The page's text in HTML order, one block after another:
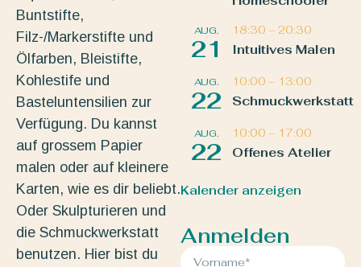
Buntstifte,
Filz-/Markerstifte und
Ölfarben, Bleistifte,
Kohlestife und
Basteluntensilien zur
Verfügung. Du kannst
auf grossem Papier
malen oder auf kleinere
Karten, wie es dir beliebt.
Oder Skulpturieren und
die Schmuckwerkstatt
benutzen. Hier bist du
AUG.
21
18:30 – 20:30
Intuitives Malen
AUG.
22
10:00 – 13:00
Schmuckwerkstatt
AUG.
22
10:00 – 17:00
Offenes Atelier
Kalender anzeigen
Anmelden